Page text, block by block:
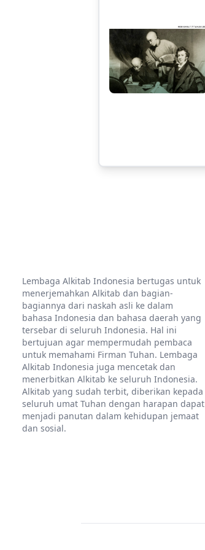
Lembaga Alkitab Indonesia bertugas untuk
menerjemahkan Alkitab dan bagian-
bagiannya dari naskah asli ke dalam
bahasa Indonesia dan bahasa daerah yang
tersebar di seluruh Indonesia. Hal ini
bertujuan agar mempermudah pembaca
untuk memahami Firman Tuhan. Lembaga
Alkitab Indonesia juga mencetak dan
menerbitkan Alkitab ke seluruh Indonesia.
Alkitab yang sudah terbit, diberikan kepada
seluruh umat Tuhan dengan harapan dapat
menjadi panutan dalam kehidupan jemaat
dan sosial.